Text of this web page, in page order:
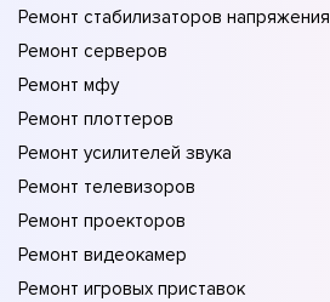
Ремонт стабилизаторов напряжения
Ремонт серверов
Ремонт мфу
Ремонт плоттеров
Ремонт усилителей звука
Ремонт телевизоров
Ремонт проекторов
Ремонт видеокамер
Ремонт игровых приставок